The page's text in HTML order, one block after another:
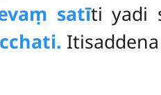
satīti yadi